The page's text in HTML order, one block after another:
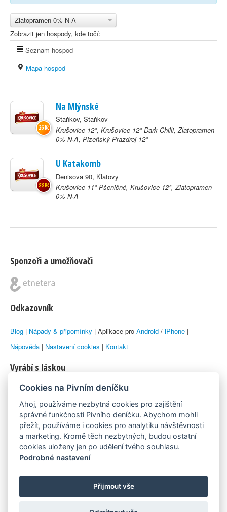
Zlatopramen 0% N·A
Zobrazit jen hospody, kde točí:
Seznam hospod
Mapa hospod
Na Mlýnské
Staňkov, Staňkov
Krušovice 12°, Krušovice 12° Dark Chilli, Zlatopramen
0% N·A, Plzeňský Prazdroj 12°
26 Kč
U Katakomb
Denisova 90, Klatovy
Krušovice 11° Pšeničné, Krušovice 12°, Zlatopramen
0% N·A
38 Kč
Sponzoři a umožňovači
Odkazovník
Blog | Nápady & připomínky | Aplikace pro Android / iPhone |
Nápověda | Nastavení cookies | Kontakt
Vyrábí s láskou
© 2010–2026 byLukáš Zemanaka Emka
Máme rádi
Pivní.info
Poznámka pod čarou
Pivní deníček je nezávislý zdroj, který není spjat s žádným
konkrétním pivovarem ani restaurací. Názory uživatelů nemusí nutně
Cookies na Pivním deníčku
Ahoj, používáme nezbytná cookies pro zajištění
správné funkčnosti Pivního deníčku. Abychom mohli
přežít, používáme i cookies pro analytiku návštěvnosti
a marketing. Kromě těch nezbytných, budou ostatní
cookies uloženy jen po udělení tvého souhlasu.
Podrobné nastavení
Přijmout vše